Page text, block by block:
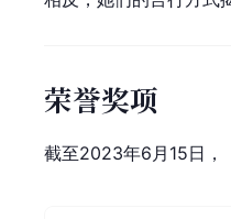
荣誉奖项
截至2023年6月15日，